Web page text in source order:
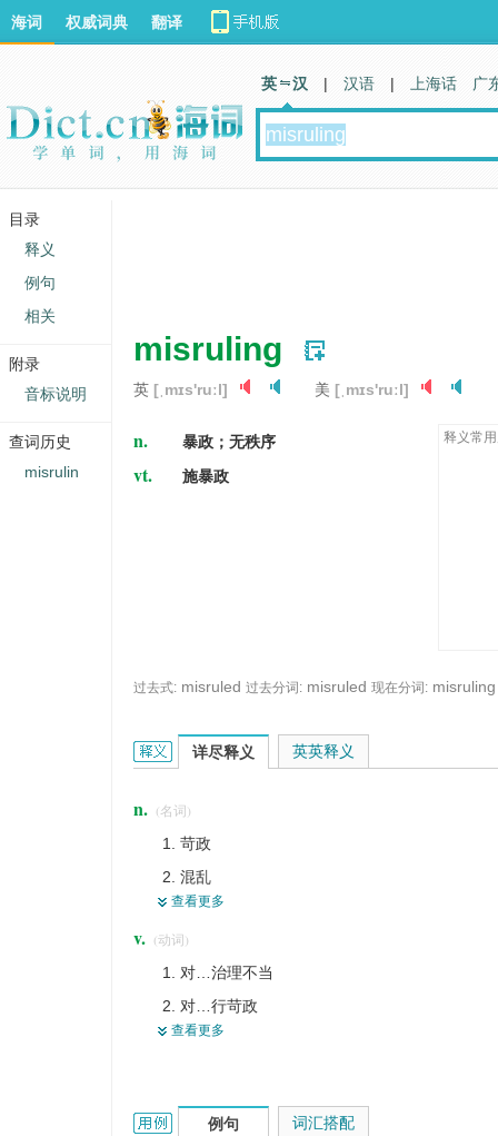
misruling
英 [ˌmɪs'ruːl] 美 [ˌmɪs'ruːl]
n. 暴政；无秩序
vt. 施暴政
释义常
过去式: misruled 过去分词: misruled 现在分词: misruling
misrule的英文翻译是什么意思，词典释义与在线翻
详尽释义
n. (名词)
苛政
混乱
无政府状态
治理不当
暴政
管治不善
不正确的行政管理
查看更多
v. (动词)
对…治理不当
对…行苛政
施暴政
作风恶劣地管理
查看更多
英英释义
misrule的用法和样例：
例句 词汇搭配
海词 权威词典 翻译
英 汉 | 汉语 | 上海话 广
目录
释义
例句
相关
附录
音标说明
查词历史
misrulin